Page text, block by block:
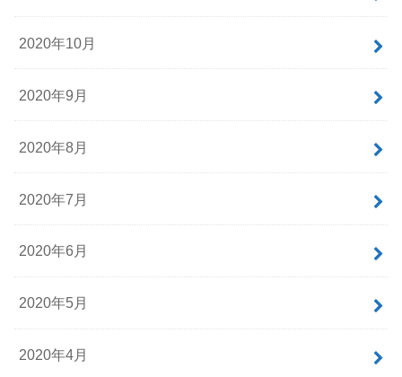
2020年10月
2020年9月
2020年8月
2020年7月
2020年6月
2020年5月
2020年4月